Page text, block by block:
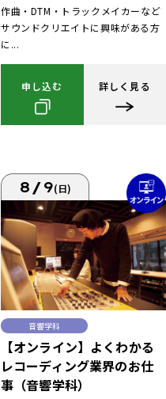
作曲・DTM・トラックメイカーなど
サウンドクリエイトに興味がある方
に...
申し込む 詳しく見る
8/9(日)
音響学科
【オンライン】よくわかる
レコーディング業界のお仕
事（音響学科）